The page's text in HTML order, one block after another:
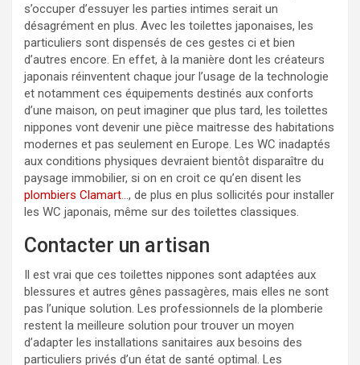
s’occuper d’essuyer les parties intimes serait un
désagrément en plus. Avec les toilettes japonaises, les
particuliers sont dispensés de ces gestes ci et bien
d’autres encore. En effet, à la manière dont les créateurs
japonais réinventent chaque jour l’usage de la technologie
et notamment ces équipements destinés aux conforts
d’une maison, on peut imaginer que plus tard, les toilettes
nippones vont devenir une pièce maitresse des habitations
modernes et pas seulement en Europe. Les WC inadaptés
aux conditions physiques devraient bientôt disparaître du
paysage immobilier, si on en croit ce qu’en disent les
plombiers Clamart…, de plus en plus sollicités pour installer
les WC japonais, même sur des toilettes classiques.
Contacter un artisan
Il est vrai que ces toilettes nippones sont adaptées aux
blessures et autres gênes passagères, mais elles ne sont
pas l’unique solution. Les professionnels de la plomberie
restent la meilleure solution pour trouver un moyen
d’adapter les installations sanitaires aux besoins des
particuliers privés d’un état de santé optimal. Les